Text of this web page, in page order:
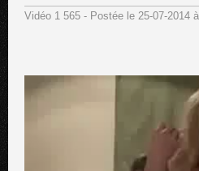
Vidéo 1 565 - Postée le 25-07-2014